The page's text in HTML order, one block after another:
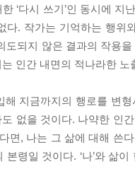
‘다시 쓰기’인 동시에 지
다. 작가는 기억하는 행
되지 않은 결과의 작용
인간 내면의 적나라한 노
지금까지의 행로를 변
없을 것이다. 나약한 인
면, 나는 그 삶에 대해 쓴
령일 것이다. ‘나’와 삶